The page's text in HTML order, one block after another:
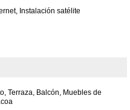
Instalación satélite
Terraza, Balcón, Muebles de